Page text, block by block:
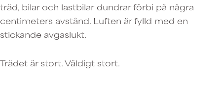
träd, bilar och lastbilar dundrar förbi på några
centimeters avstånd. Luften är fylld med en
stickande avgaslukt.
Trädet är stort. Väldigt stort.